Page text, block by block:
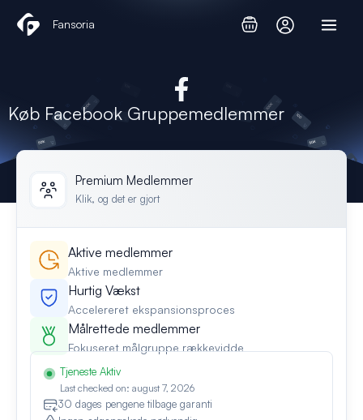
Fansoria
Køb Facebook Gruppemedlemmer
Premium Medlemmer
Klik, og det er gjort
Aktive medlemmer
Aktive medlemmer
Hurtig Vækst
Accelereret ekspansionsproces
Målrettede medlemmer
Fokuseret målgruppe rækkevidde
Tjeneste Aktiv
Last checked on: august 7, 2026
30 dages pengene tilbage garanti